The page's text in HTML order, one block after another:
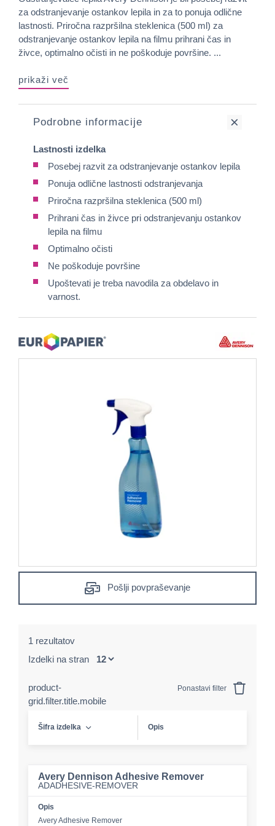
za odstranjevanje ostankov lepila in za to ponuja odlične
lastnosti. Priročna razpršilna steklenica (500 ml) za
odstranjevanje ostankov lepila na filmu prihrani čas in
živce, optimalno očisti in ne poškoduje površine. ...
prikaži več
Podrobne informacije
Lastnosti izdelka
Posebej razvit za odstranjevanje ostankov lepila
Ponuja odlične lastnosti odstranjevanja
Priročna razpršilna steklenica (500 ml)
Prihrani čas in živce pri odstranjevanju ostankov
lepila na filmu
Optimalno očisti
Ne poškoduje površine
Upoštevati je treba navodila za obdelavo in
varnost.
Pošlji povpraševanje
1 rezultatov
Izdelki na stran
product-
grid.filter.title.mobile
Ponastavi filter
Šifra izdelka Opis
Avery Dennison Adhesive Remover
ADADHESIVE-REMOVER
Opis
Avery Adhesive Remover